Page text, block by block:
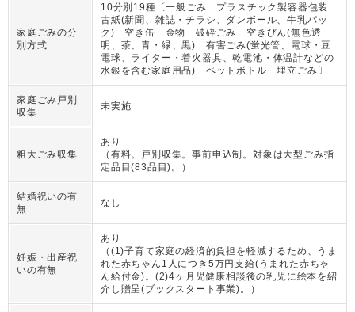
家庭ごみの分
別方式
10分別19種〔一般ごみ プラスチック製容器包装
古紙(新聞、雑誌・チラシ、ダンボール、牛乳パッ
ク) 空き缶 金物 破砕ごみ 空きびん(無色透
明、茶、青・緑、黒) 有害ごみ(蛍光管、電球・豆
電球、ライター・着火器具、乾電池・体温計などの
水銀を含む家庭用品) ペットボトル 埋立ごみ〕
家庭ごみ戸別
収集
未実施
粗大ごみ収集
あり
（ 有料。戸別収集。事前申込制。対象は大型ごみ指
定品目(83品目)。
）
結婚祝いの有
無
なし
妊娠・出産祝
いの有無
あり
（ (1)子育て家庭の経済的負担を軽減するため、うま
れた赤ちゃん1人につき5万円支給(うまれた赤ちゃ
ん給付金)。(2)4ヶ月児健康相談後の乳児に絵本を紹
介し贈呈(ブックスタート事業)。
）